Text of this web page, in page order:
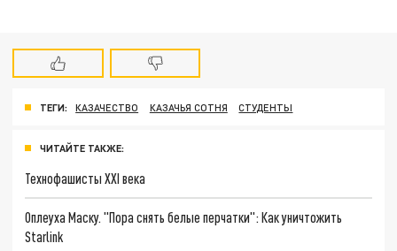
ТЕГИ: КАЗАЧЕСТВО КАЗАЧЬЯ СОТНЯ СТУДЕНТЫ
ЧИТАЙТЕ ТАКЖЕ:
Технофашисты XXI века
Оплеуха Маску. "Пора снять белые перчатки": Как уничтожить
Starlink